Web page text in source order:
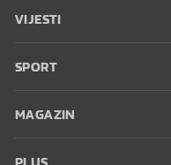
VIJESTI
SPORT
MAGAZIN